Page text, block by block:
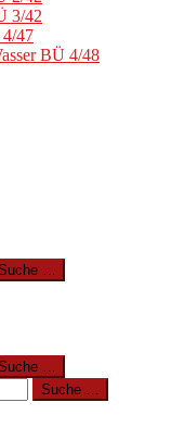
3/42
47
BÜ 4/48
…
…
Suche …